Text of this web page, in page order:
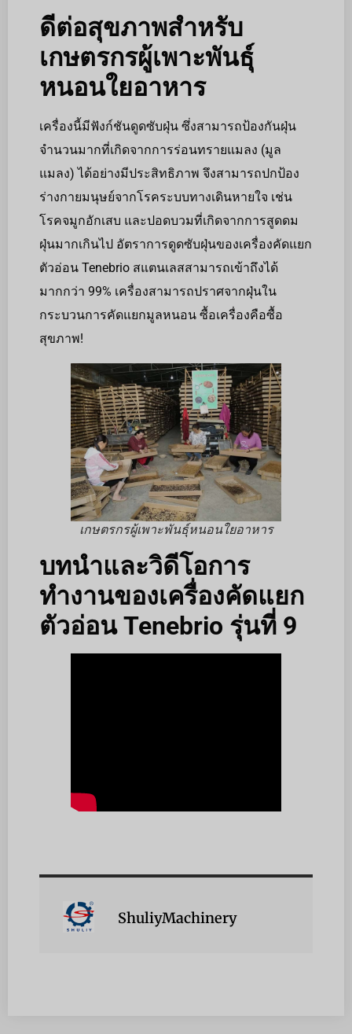
ดีต่อสุขภาพสำหรับ
เกษตรกรผู้เพาะพันธุ์
หนอนใยอาหาร
เครื่องนี้มีฟังก์ชันดูดซับฝุ่น ซึ่งสามารถป้องกันฝุ่น
จำนวนมากที่เกิดจากการร่อนทรายแมลง (มูล
แมลง) ได้อย่างมีประสิทธิภาพ จึงสามารถปกป้อง
ร่างกายมนุษย์จากโรคระบบทางเดินหายใจ เช่น
โรคจมูกอักเสบ และปอดบวมที่เกิดจากการสูดดม
ฝุ่นมากเกินไป อัตราการดูดซับฝุ่นของเครื่องคัดแยก
ตัวอ่อน Tenebrio สแตนเลสสามารถเข้าถึงได้
มากกว่า 99% เครื่องสามารถปราศจากฝุ่นใน
กระบวนการคัดแยกมูลหนอน ซื้อเครื่องคือซื้อ
สุขภาพ!
เกษตรกรผู้เพาะพันธุ์หนอนใยอาหาร
บทนำและวิดีโอการ
ทำงานของเครื่องคัดแยก
ตัวอ่อน Tenebrio รุ่นที่ 9
ShuliyMachinery